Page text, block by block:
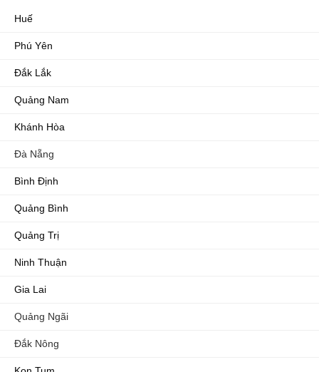
Huế
Phú Yên
Đắk Lắk
Quảng Nam
Khánh Hòa
Đà Nẵng
Bình Định
Quảng Bình
Quảng Trị
Ninh Thuận
Gia Lai
Quảng Ngãi
Đắk Nông